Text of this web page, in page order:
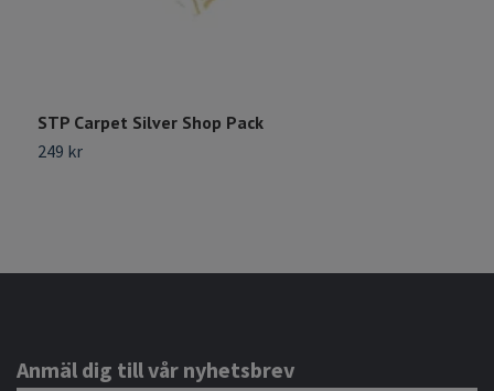
STP Carpet Silver Shop Pack
249 kr
Anmäl dig till vår nyhetsbrev